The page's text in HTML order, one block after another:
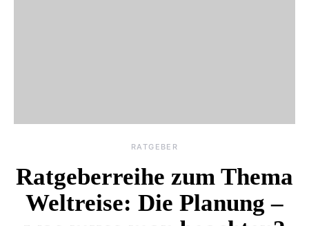
RATGEBER
Ratgeberreihe zum Thema
Weltreise: Die Planung –